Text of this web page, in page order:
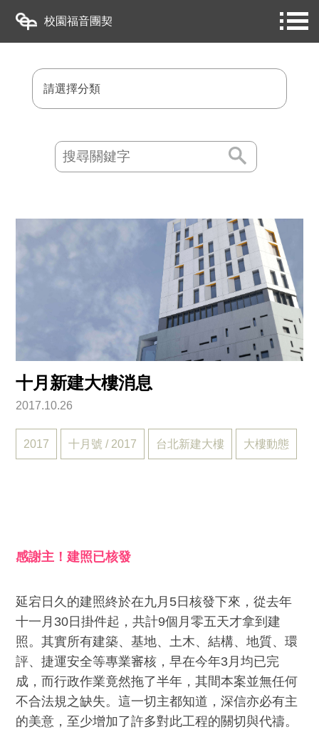
校園福音團契
請選擇分類
十月新建大樓消息
2017.10.26
2017 十月號 / 2017 台北新建大樓 大樓動態
感謝主！建照已核發
延宕日久的建照終於在九月5日核發下來，從去年
十一月30日掛件起，共計9個月零五天才拿到建
照。其實所有建築、基地、土木、結構、地質、環
評、捷運安全等專業審核，早在今年3月均已完
成，而行政作業竟然拖了半年，其間本案並無任何
不合法規之缺失。這一切主都知道，深信亦必有主
的美意，至少增加了許多對此工程的關切與代禱。